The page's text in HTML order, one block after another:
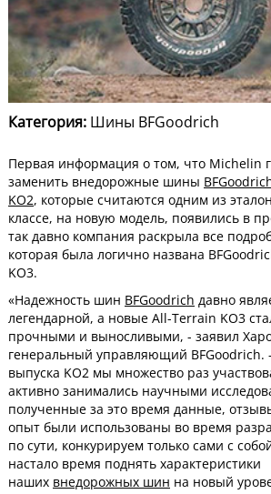
Категория: Шины BFGoodrich
Первая информация о том, что Michelin
заменить внедорожные шины
KO2, которые считаются одним из
классе, на новую модель, появились в
так давно компания раскрыла все
которая была логично названа
KO3.
«Надежность шин BFGoodrich давно
легендарной, а новые All-Terrain KO3
прочными и выносливыми, - заявил
генеральный управляющий BFGoodrich.
выпуска KO2 мы множество раз
активно занимались научными
полученные за это время данные,
опыт были использованы во время
по сути, конкурируем только сами с
настало время поднять характеристики
наших внедорожных шин на новый